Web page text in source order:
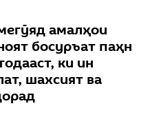
амалҳои
босуръат паҳн
ки ин
шахсият ва